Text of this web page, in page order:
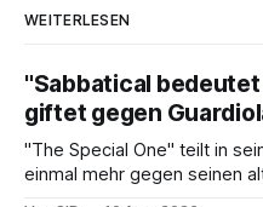
WEITERLESEN
"Sabbatical
giftet gegen
"The Special One" teilt in
einmal mehr gegen seinen